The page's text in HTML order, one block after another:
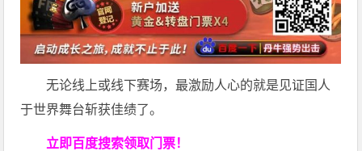
无论线上或线下赛场，最激励人心的就是见证国人
于世界舞台斩获佳绩了。
立即百度搜索领取门票！